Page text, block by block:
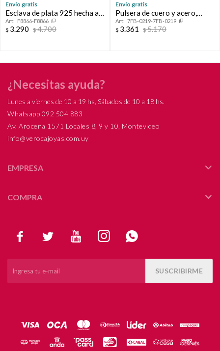
Envío gratis
Esclava de plata 925 hecha a
mano.F8866-F8866
$ 3.290 $4.700
Envío gratis
Pulsera de cuero y acero,
FRANk.7FB-0219-7FB-0219
$ 3.361 $5.170
    
SUSCRIBIRME
¿Necesitas ayuda?
Lunes a viernes de 10 a 19 hs, Sábados de 10 a 18 hs.
Whatsapp 092 504 883
Av. Arocena 1571 Locales 8, 9 y 10, Montevideo
info@verocajoyas.com.uy
EMPRESA
COMPRA